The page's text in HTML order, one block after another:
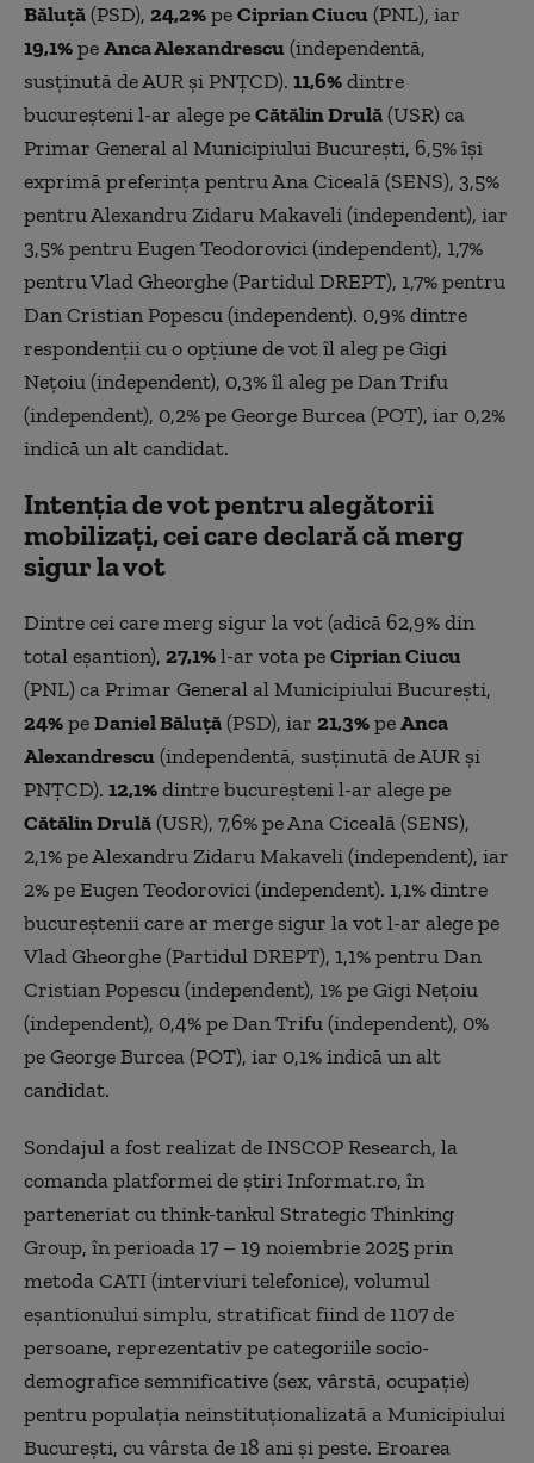
Băluță(PSD), 24,2%peCiprian Ciucu(PNL), iar
19,1%peAnca Alexandrescu(independentă,
susținută de AUR și PNȚCD). 11,6%dintre
bucureșteni l-ar alege peCătălin Drulă(USR) ca
Primar General al Municipiului București, 6,5% își
exprimă preferința pentru Ana Ciceală (SENS), 3,5%
pentru Alexandru Zidaru Makaveli (independent), iar
3,5% pentru Eugen Teodorovici (independent), 1,7%
pentru Vlad Gheorghe (Partidul DREPT), 1,7% pentru
Dan Cristian Popescu (independent). 0,9% dintre
respondenții cu o opțiune de vot îl aleg pe Gigi
Nețoiu (independent), 0,3% îl aleg pe Dan Trifu
(independent), 0,2% pe George Burcea (POT), iar 0,2%
indică un alt candidat.
Intenția de vot pentru alegătorii
mobilizați, cei care declară că merg
sigur la vot
Dintre cei care merg sigur la vot (adică 62,9% din
total eșantion), 27,1%l-ar vota peCiprian Ciucu
(PNL) ca Primar General al Municipiului București,
24%peDaniel Băluță(PSD), iar 21,3%peAnca
Alexandrescu(independentă, susținută de AUR și
PNȚCD). 12,1%dintre bucureșteni l-ar alege pe
Cătălin Drulă(USR), 7,6% pe Ana Ciceală (SENS),
2,1% pe Alexandru Zidaru Makaveli (independent), iar
2% pe Eugen Teodorovici (independent). 1,1% dintre
bucureștenii care ar merge sigur la vot l-ar alege pe
Vlad Gheorghe (Partidul DREPT), 1,1% pentru Dan
Cristian Popescu (independent), 1% pe Gigi Nețoiu
(independent), 0,4% pe Dan Trifu (independent), 0%
pe George Burcea (POT), iar 0,1% indică un alt
candidat.
Sondajul a fost realizat de INSCOP Research, la
comanda platformei de știri Informat.ro, în
parteneriat cu think-tankul Strategic Thinking
Group, în perioada 17 – 19 noiembrie 2025 prin
metoda CATI (interviuri telefonice), volumul
eșantionului simplu, stratificat fiind de 1107 de
persoane, reprezentativ pe categoriile socio-
demografice semnificative (sex, vârstă, ocupație)
pentru populația neinstituționalizată a Municipiului
București, cu vârsta de 18 ani și peste. Eroarea